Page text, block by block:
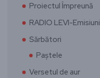
Proiectul Împreună
RADIO LEVI-Emisiuni
Sărbători
Paștele
Versetul de aur